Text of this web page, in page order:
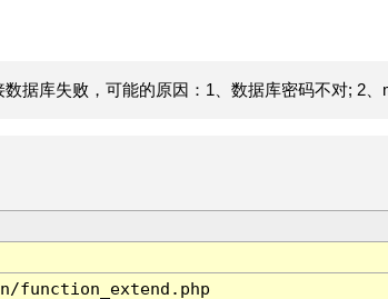
据库失败，可能的原因：1、数据库密码不对; 2、
function_extend.php